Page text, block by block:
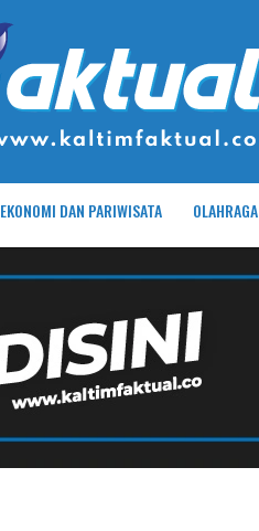
EKONOMI DAN PARIWISATA OLAHRAGA